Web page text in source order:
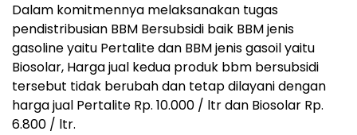
Dalam komitmennya melaksanakan tugas
pendistribusian BBM Bersubsidi baik BBM jenis
gasoline yaitu Pertalite dan BBM jenis gasoil yaitu
Biosolar, Harga jual kedua produk bbm bersubsidi
tersebut tidak berubah dan tetap dilayani dengan
harga jual Pertalite Rp. 10.000 / ltr dan Biosolar Rp.
6.800 / ltr.